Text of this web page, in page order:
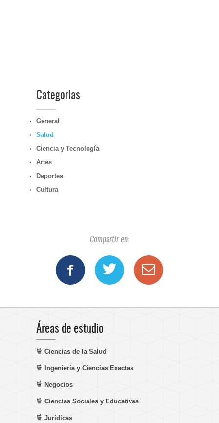
Categorias
General
Salud
Ciencia y Tecnología
Artes
Deportes
Cultura
Compartir en:
Áreas de estudio
Ciencias de la Salud
Ingeniería y Ciencias Exactas
Negocios
Ciencias Sociales y Educativas
Jurídicas